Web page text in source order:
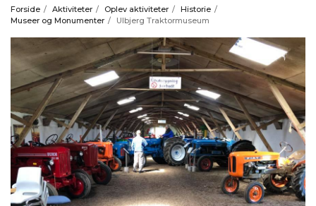
Forside / Aktiviteter / Oplev aktiviteter / Historie /
Museer og Monumenter / Ulbjerg Traktormuseum